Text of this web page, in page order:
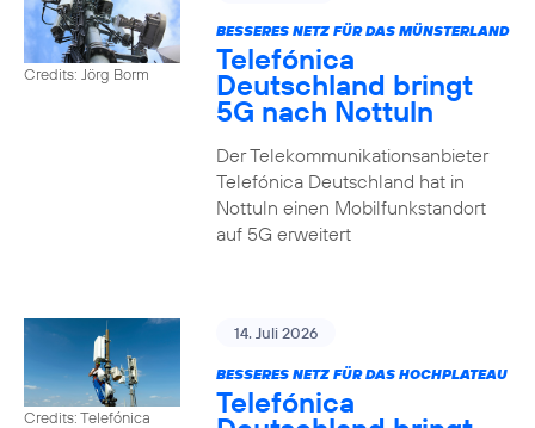
Credits: Jörg Borm
BESSERES NETZ FÜR DAS MÜNSTERLAND
Telefónica
Deutschland bringt
5G nach Nottuln
Der Telekommunikationsanbieter
Telefónica Deutschland hat in
Nottuln einen Mobilfunkstandort
auf 5G erweitert
Credits: Telefónica
14. Juli 2026
BESSERES NETZ FÜR DAS HOCHPLATEAU
Telefónica